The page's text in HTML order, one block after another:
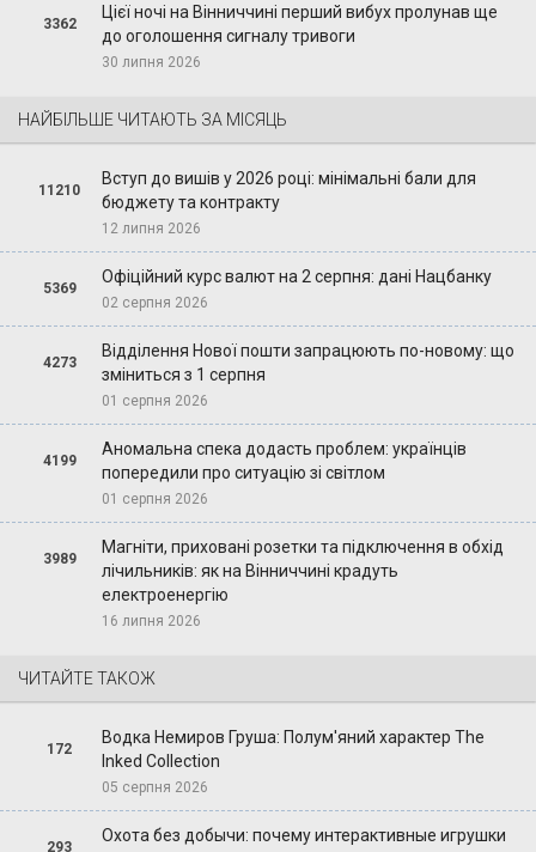
3362
Цієї ночі на Вінниччині перший вибух пролунав ще
до оголошення сигналу тривоги
30 липня 2026
НАЙБІЛЬШЕ ЧИТАЮТЬ ЗА МІСЯЦЬ
11210
Вступ до вишів у 2026 році: мінімальні бали для
бюджету та контракту
12 липня 2026
5369
Офіційний курс валют на 2 серпня: дані Нацбанку
02 серпня 2026
4273
Відділення Нової пошти запрацюють по-новому: що
зміниться з 1 серпня
01 серпня 2026
4199
Аномальна спека додасть проблем: українців
попередили про ситуацію зі світлом
01 серпня 2026
3989
Магніти, приховані розетки та підключення в обхід
лічильників: як на Вінниччині крадуть
електроенергію
16 липня 2026
ЧИТАЙТЕ ТАКОЖ
172
Водка Немиров Груша: Полум'яний характер The
Inked Collection
05 серпня 2026
293
Охота без добычи: почему интерактивные игрушки